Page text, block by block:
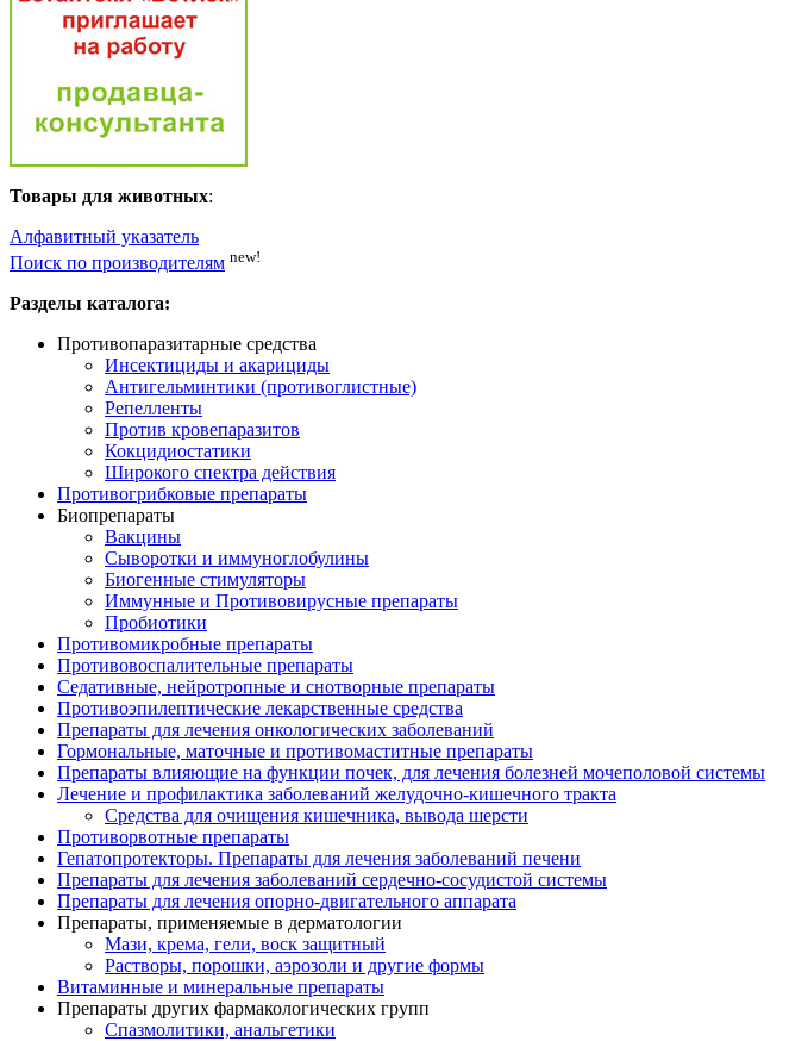
Товары для животных:
Алфавитный указатель
Поиск по производителям new!
Разделы каталога:
Противопаразитарные средства
Инсектициды и акарициды
Антигельминтики (противоглистные)
Репелленты
Против кровепаразитов
Кокцидиостатики
Широкого спектра действия
Противогрибковые препараты
Биопрепараты
Вакцины
Сыворотки и иммуноглобулины
Биогенные стимуляторы
Иммунные и Противовирусные препараты
Пробиотики
Противомикробные препараты
Противовоспалительные препараты
Седативные, нейротропные и снотворные препараты
Противоэпилептические лекарственные средства
Препараты для лечения онкологических заболеваний
Гормональные, маточные и противомаститные препараты
Препараты влияющие на функции почек, для лечения болезней мочеполовой системы
Лечение и профилактика заболеваний желудочно-кишечного тракта
Средства для очищения кишечника, вывода шерсти
Противорвотные препараты
Гепатопротекторы. Препараты для лечения заболеваний печени
Препараты для лечения заболеваний сердечно-сосудистой системы
Препараты для лечения опорно-двигательного аппарата
Препараты, применяемые в дерматологии
Мази, крема, гели, воск защитный
Растворы, порошки, аэрозоли и другие формы
Витаминные и минеральные препараты
Препараты других фармакологических групп
Спазмолитики, анальгетики